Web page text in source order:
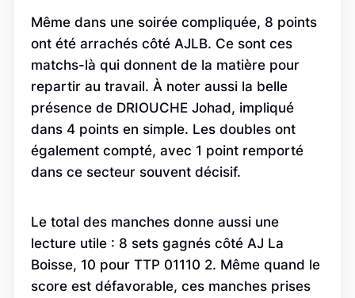
Même dans une soirée compliquée, 8 points
ont été arrachés côté AJLB. Ce sont ces
matchs-là qui donnent de la matière pour
repartir au travail. À noter aussi la belle
présence de DRIOUCHE Johad, impliqué
dans 4 points en simple. Les doubles ont
également compté, avec 1 point remporté
dans ce secteur souvent décisif.
Le total des manches donne aussi une
lecture utile : 8 sets gagnés côté AJ La
Boisse, 10 pour TTP 01110 2. Même quand le
score est défavorable, ces manches prises